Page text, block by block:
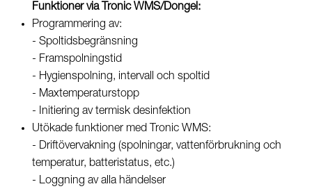
Funktioner via Tronic WMS/Dongel:
Programmering av:
- Spoltidsbegränsning
- Framspolningstid
- Hygienspolning, intervall och spoltid
- Maxtemperaturstopp
- Initiering av termisk desinfektion
Utökade funktioner med Tronic WMS:
- Driftövervakning (spolningar, vattenförbrukning och
temperatur, batteristatus, etc.)
- Loggning av alla händelser